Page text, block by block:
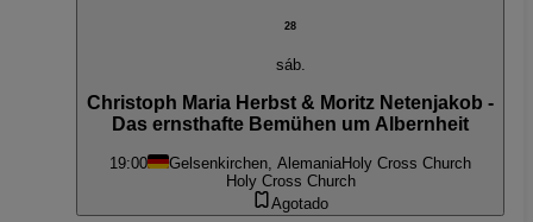
28
sáb.
Christoph Maria Herbst & Moritz Netenjakob -
Das ernsthafte Bemühen um Albernheit
19:00 Gelsenkirchen, AlemaniaHoly Cross Church
Holy Cross Church
Agotado